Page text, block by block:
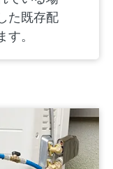
た既存配
。